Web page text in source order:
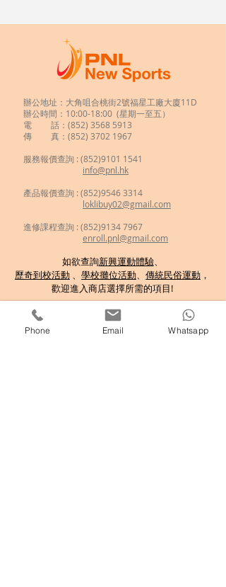
辦公地址：大角咀合桃街2號福星工廠大廈11D
辦公時間：10:00-18:00 (星期一至五）
電 話：(852) 3568 5913
傳 真：(852) 3702 1967
服務報價查詢 :(852)9101 1541
info@pnl.hk
產品報價查詢 : (852)9546 3314
loklibuy02@gmail.com
進修課程查詢 : (852)9134 7967
enroll.pnl@gmail.com
如欲查詢新興運動體驗、
歷奇到校活動 、 學校攤位活動、 傳統民俗運動 ，
歡迎進入商店選擇所需的項目!
分享至 :
Phone Email Whatsapp